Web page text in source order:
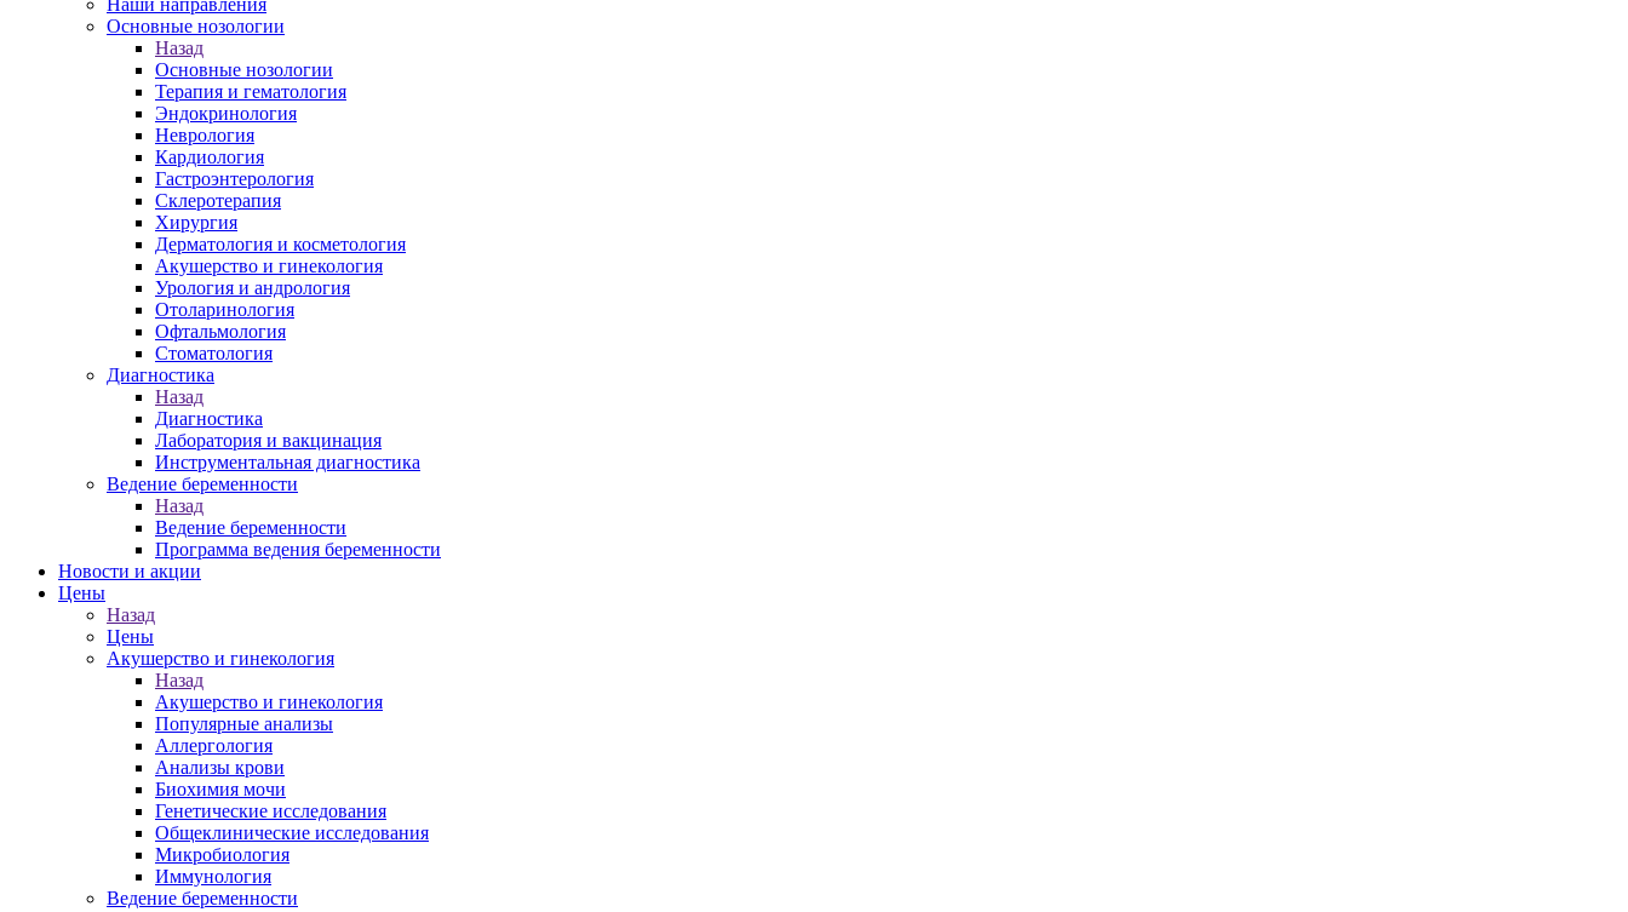
Наши направления
Основные нозологии
Назад
Основные нозологии
Терапия и гематология
Эндокринология
Неврология
Кардиология
Гастроэнтерология
Склеротерапия
Хирургия
Дерматология и косметология
Акушерство и гинекология
Урология и андрология
Отоларинология
Офтальмология
Стоматология
Диагностика
Назад
Диагностика
Лаборатория и вакцинация
Инструментальная диагностика
Ведение беременности
Назад
Ведение беременности
Программа ведения беременности
Новости и акции
Цены
Назад
Цены
Акушерство и гинекология
Назад
Акушерство и гинекология
Популярные анализы
Аллергология
Анализы крови
Биохимия мочи
Генетические исследования
Общеклинические исследования
Микробиология
Иммунология
Ведение беременности